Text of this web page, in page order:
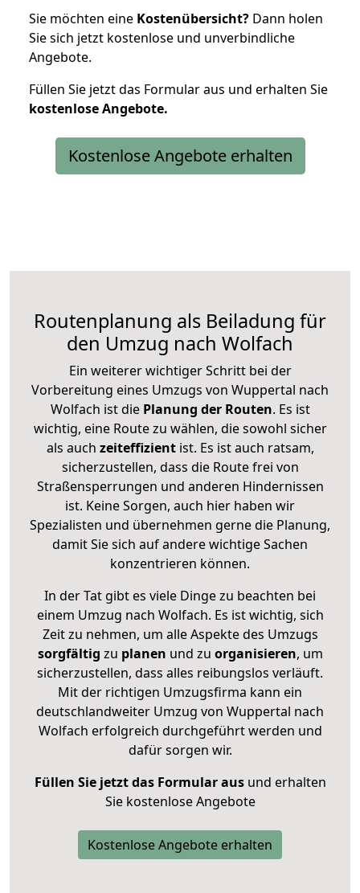
Sie möchten eine Kostenübersicht? Dann holen
Sie sich jetzt kostenlose und unverbindliche
Angebote.
Füllen Sie jetzt das Formular aus und erhalten Sie
kostenloseAngebote.
Kostenlose Angebote erhalten
Routenplanung als Beiladung für
den Umzug nach Wolfach
Ein weiterer wichtiger Schritt bei der
Vorbereitung eines Umzugs von Wuppertal nach
Wolfach ist diePlanung der Routen. Es ist
wichtig, eine Route zu wählen, die sowohl sicher
als auch zeiteffizientist. Es ist auch ratsam,
sicherzustellen, dass die Route frei von
Straßensperrungen und anderen Hindernissen
ist. Keine Sorgen, auch hier haben wir
Spezialisten und übernehmen gerne die Planung,
damit Sie sich auf andere wichtige Sachen
konzentrieren können.
In der Tat gibt es viele Dinge zu beachten bei
einem Umzug nach Wolfach. Es ist wichtig, sich
Zeit zu nehmen, um alle Aspekte des Umzugs
sorgfältig zu planen und zu organisieren, um
sicherzustellen, dass alles reibungslos verläuft.
Mit der richtigen Umzugsfirma kann ein
deutschlandweiter Umzug von Wuppertal nach
Wolfach erfolgreich durchgeführt werden und
dafür sorgen wir.
Füllen Sie jetzt das Formular ausund erhalten
Sie kostenlose Angebote
Kostenlose Angebote erhalten